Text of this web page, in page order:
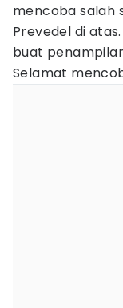
mencoba salah
Prevedel di
buat
Selamat